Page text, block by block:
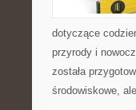
dotyczące
przyrody i
została
środowiskowe,